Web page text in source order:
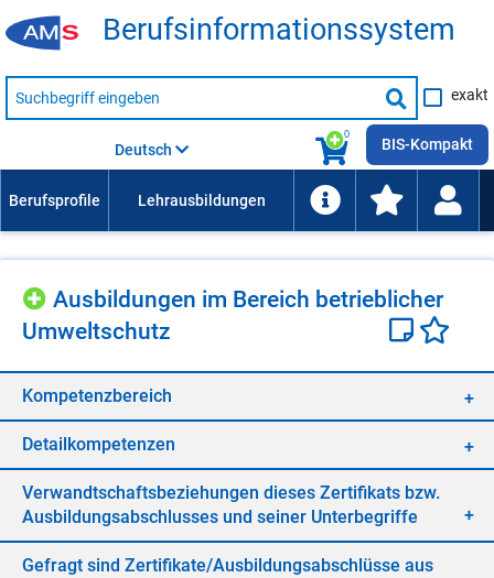
Be­rufs­in­for­ma­ti­ons­sys­tem
Suche
nach
Suche
starten
exakt
0
Deutsch BIS-Kompakt
Aus­bil­dun­gen im Be­reich be­trieb­li­cher
Um­welt­schutz
Kom­pe­tenz­be­reich
De­tail­kom­pe­ten­zen
Ver­wandt­schafts­be­zie­hun­gen die­ses Zer­ti­fi­kats bzw.
Aus­bil­dungs­ab­schlus­ses und sei­ner Un­ter­be­grif­fe
Ge­fragt sind Zer­ti­fi­ka­te/​Aus­bil­dungs­ab­schlüs­se aus